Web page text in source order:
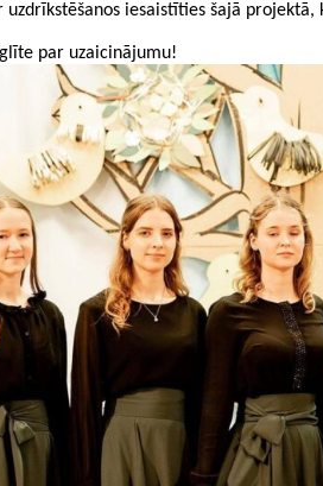
uzdrīkstēšanos iesaistīties šajā projektā,
par uzaicinājumu!